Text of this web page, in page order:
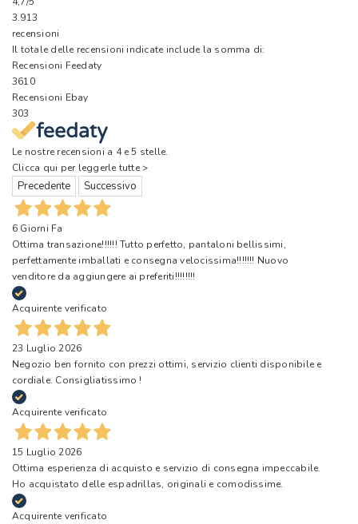
3.913
recensioni
Il totale delle recensioni indicate include la somma di:
Recensioni Feedaty
3610
Recensioni Ebay
303
Le nostre recensioni a 4 e 5 stelle.
Clicca qui per leggerle tutte >
Precedente Successivo
6 Giorni Fa
Ottima transazione!!!!!! Tutto perfetto, pantaloni bellissimi,
perfettamente imballati e consegna velocissima!!!!!!! Nuovo
venditore da aggiungere ai preferiti!!!!!!!!
Acquirente verificato
23 Luglio 2026
Negozio ben fornito con prezzi ottimi, servizio clienti disponibile e
cordiale. Consigliatissimo !
Acquirente verificato
15 Luglio 2026
Ottima esperienza di acquisto e servizio di consegna impeccabile.
Ho acquistato delle espadrillas, originali e comodissime.
Acquirente verificato